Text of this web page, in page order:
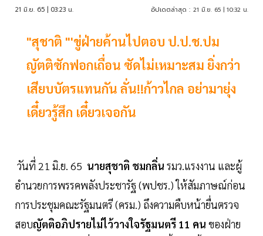
21 มิ.ย. 65 | 03:23 น. อัปเดตล่าสุด : 21 มิ.ย. 65 | 10:32 น.
"สุชาติ "'ขู่ฝ่ายค้านไปตอบ ป.ป.ช.ปม
ญัตติซักฟอกเถื่อน ซัดไม่เหมาะสม ยิ่งกว่า
เสียบบัตรแทนกัน ลั่น!!ก้าวไกล อย่ามายุ่ง
เดี๋ยวรู้สึก เดี๋ยวเจอกัน
วันที่ 21 มิ.ย. 65 นายสุชาติ ชมกลิ่น รมว.แรงงาน และผู้
อำนวยการพรรคพลังประชารัฐ (พปชร.) ให้สัมภาษณ์ก่อน
การประชุมคณะรัฐมนตรี (ครม.) ถึงความคืบหน้ายื่นตรวจ
สอบญัตติอภิปรายไม่ไว้วางใจรัฐมนตรี 11 คน ของฝ่าย